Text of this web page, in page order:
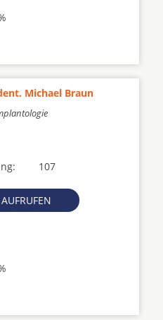
Michael Braun
107